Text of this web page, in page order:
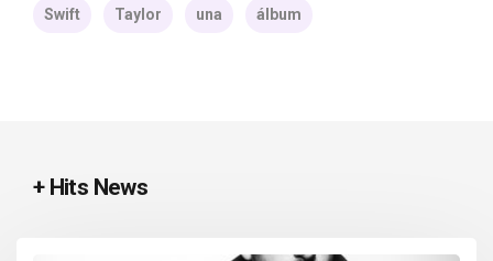
Swift Taylor una álbum
+ Hits News